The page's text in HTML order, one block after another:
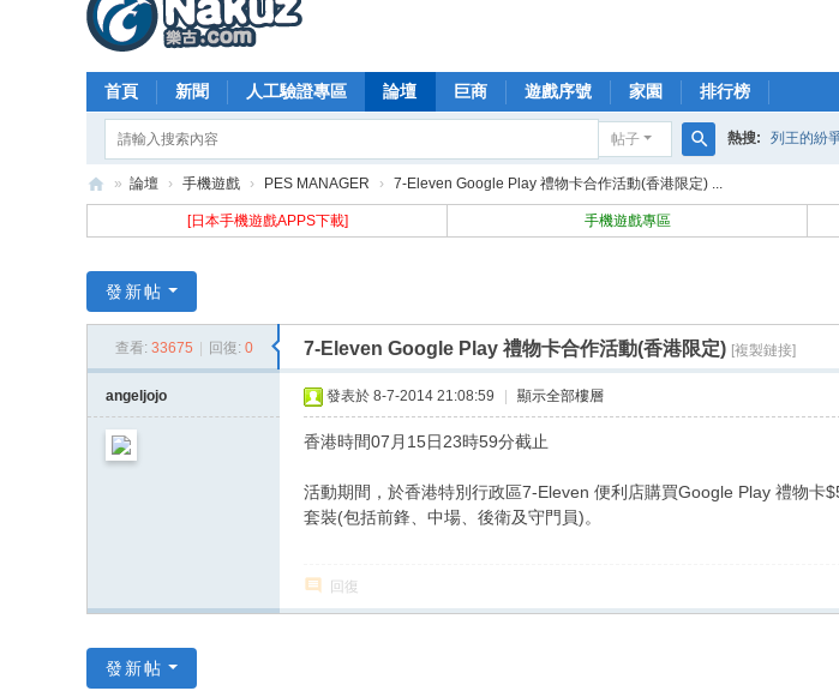
首頁 新聞 人工驗證專區 論壇 巨商 遊戲序號 家園 排行榜
帖子
搜
索
熱搜: 列王的紛
ak
» 論壇 › 手機遊戲 › PES MANAGER › 7-Eleven Google Play 禮物卡合作活動(香港限定) ...
[日本手機遊戲APPS下載] 手機遊戲專區
發新帖
查看: 33675 回復: 0 7-Eleven Google Play 禮物卡合作活動(香港限定) [複製鏈接]
angeljojo 發表於 8-7-2014 21:08:59 顯示全部樓層
香港時間07月15日23時59分截止
活動期間，於香港特別行政區7-Eleven 便利店購買Google Play 禮物
套裝(包括前鋒、中場、後衛及守門員)。
回復
發新帖